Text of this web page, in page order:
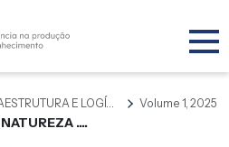
E LOGÍ... Volume 1, 2025
....